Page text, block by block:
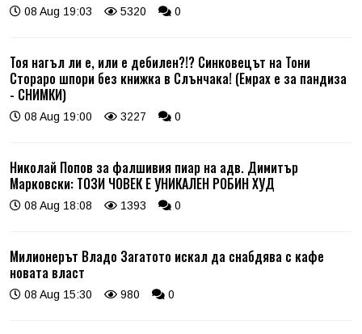
08 Aug 19:03 5320 0
Тоя нагъл ли е, или е дебилен?!? Синковецът на Тони
Стораро шпори без книжка в Слънчака! (Емрах е за пандиза
- СНИМКИ)
08 Aug 19:00 3227 0
Николай Попов за фалшивия пиар на адв. Димитър
Марковски: ТОЗИ ЧОВЕК Е УНИКАЛЕН РОБИН ХУД
08 Aug 18:08 1393 0
Милионерът Владо Загатото искал да снабдява с кафе
новата власт
08 Aug 15:30 980 0